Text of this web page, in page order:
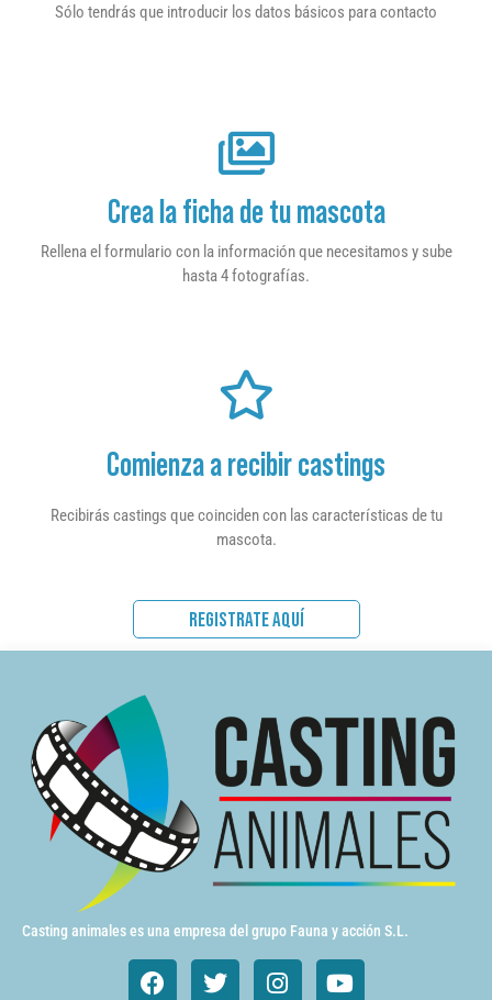
Sólo tendrás que introducir los datos básicos para contacto
Crea la ficha de tu mascota
Rellena el formulario con la información que necesitamos y sube
hasta 4 fotografías.
Comienza a recibir castings
Recibirás castings que coinciden con las características de tu
mascota.
REGISTRATE AQUÍ
Casting animales es una empresa del grupo Fauna y acción S.L.